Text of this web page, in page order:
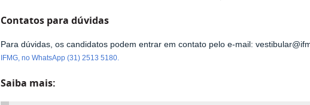
Contatos para dúvidas
Para dúvidas, os candidatos podem entrar em contato pelo e-mail:
IFMG, no WhatsApp (31) 2513 5180.
Saiba mais: